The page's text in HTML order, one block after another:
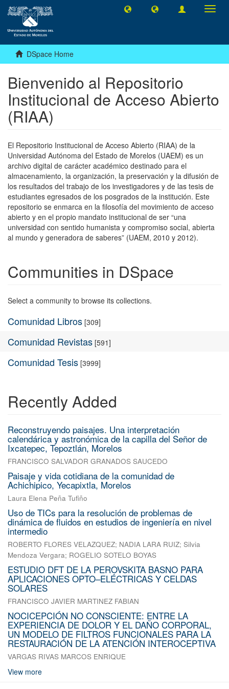
DSpace Home
Bienvenido al Repositorio
Institucional de Acceso Abierto
(RIAA)
El Repositorio Institucional de Acceso Abierto (RIAA) de la
Universidad Autónoma del Estado de Morelos (UAEM) es un
archivo digital de carácter académico destinado para el
almacenamiento, la organización, la preservación y la difusión de
los resultados del trabajo de los investigadores y de las tesis de
estudiantes egresados de los posgrados de la institución. Este
repositorio se enmarca en la filosofía del movimiento de acceso
abierto y en el propio mandato institucional de ser “una
universidad con sentido humanista y compromiso social, abierta
al mundo y generadora de saberes” (UAEM, 2010 y 2012).
Communities in DSpace
Select a community to browse its collections.
Comunidad Libros [309]
Comunidad Revistas [591]
Comunidad Tesis [3999]
Recently Added
Reconstruyendo paisajes. Una interpretación
calendárica y astronómica de la capilla del Señor de
Ixcatepec, Tepoztlán, Morelos
FRANCISCO SALVADOR GRANADOS SAUCEDO
Paisaje y vida cotidiana de la comunidad de
Achichipico, Yecapixtla, Morelos
Laura Elena Peña Tufiño
Uso de TICs para la resolución de problemas de
dinámica de fluidos en estudios de ingeniería en nivel
intermedio
ROBERTO FLORES VELAZQUEZ; NADIA LARA RUIZ; Silvia
Mendoza Vergara; ROGELIO SOTELO BOYAS
ESTUDIO DFT DE LA PEROVSKITA BASNO PARA
APLICACIONES OPTO–ELÉCTRICAS Y CELDAS
SOLARES
FRANCISCO JAVIER MARTINEZ FABIAN
NOCICEPCIÓN NO CONSCIENTE: ENTRE LA
EXPERIENCIA DE DOLOR Y EL DAÑO CORPORAL,
UN MODELO DE FILTROS FUNCIONALES PARA LA
RESTAURACIÓN DE LA ATENCIÓN INTEROCEPTIVA
VARGAS RIVAS MARCOS ENRIQUE
View more